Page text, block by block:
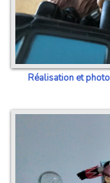
Réalisation et